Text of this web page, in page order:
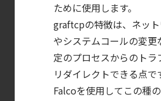
検知イベント取り
【ブログ】
セキュリティブリ
2026年6月
ために使用します。
graftcpの特徴は、ネッ
やシステムコールの変更
定のプロセスからのトラ
リダイレクトできる点で
Falcoを使用してこの種